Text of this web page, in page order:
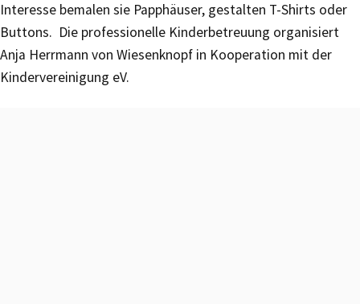
Interesse bemalen sie Papphäuser, gestalten T-Shirts oder
Buttons. Die professionelle Kinderbetreuung organisiert
Anja Herrmann von Wiesenknopf in Kooperation mit der
Kindervereinigung eV.